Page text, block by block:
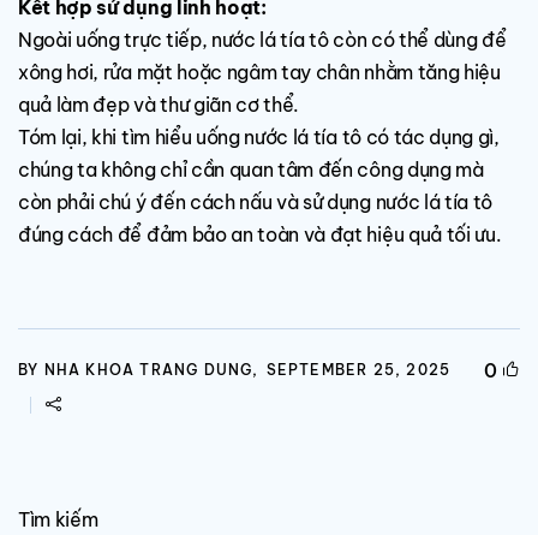
Kết hợp sử dụng linh hoạt:
Ngoài uống trực tiếp, nước lá tía tô còn có thể dùng để
xông hơi, rửa mặt hoặc ngâm tay chân nhằm tăng hiệu
quả làm đẹp và thư giãn cơ thể.
Tóm lại, khi tìm hiểu uống nước lá tía tô có tác dụng gì,
chúng ta không chỉ cần quan tâm đến công dụng mà
còn phải chú ý đến cách nấu và sử dụng nước lá tía tô
đúng cách để đảm bảo an toàn và đạt hiệu quả tối ưu.
BY NHA KHOA TRANG DUNG, SEPTEMBER 25, 2025 0
Tìm kiếm